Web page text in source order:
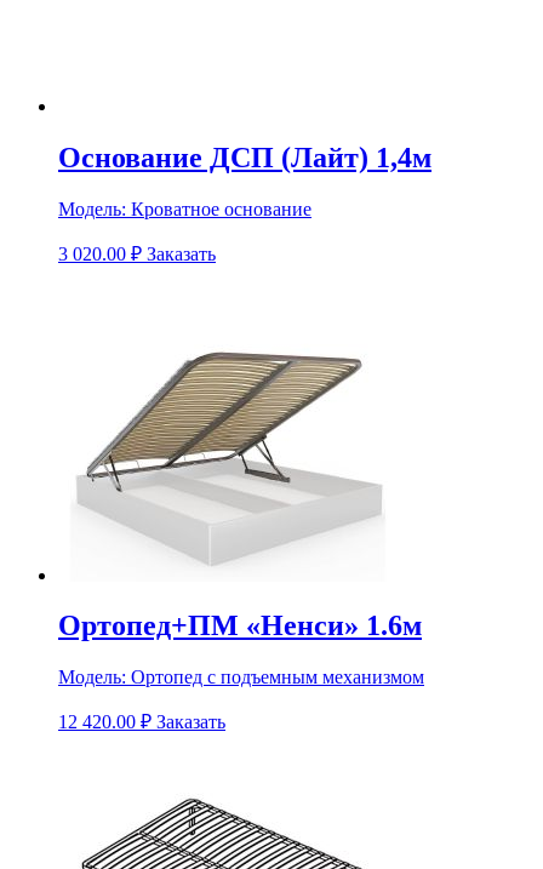
Основание ДСП (Лайт) 1,4м
Модель: Кроватное основание
3 020.00 ₽ Заказать
Ортопед+ПМ «Ненси» 1.6м
Модель: Ортопед с подъемным механизмом
12 420.00 ₽ Заказать